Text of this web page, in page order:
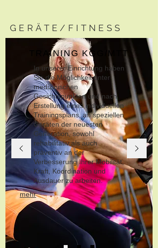
GERÄTE/FITNESS
TRAINING KGG/MTT
In unserer Einrichtung haben
Sie die Möglichkeit unter
medizinischen
Gesichtspunkten und nach
Erstellung eines individuellen
Trainingsplans, an speziellen
Geräten der neuesten
Generation, sowohl
rehabilitativ als auch
präventiv an der
Verbesserung Ihrer Mobilität,
Kraft, Koordination und
Ausdauer zu arbeiten.
mehr